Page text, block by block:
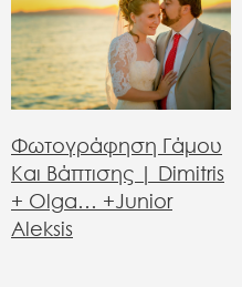
Φωτογράφηση Γάμου
Και Βάπτισης | Dimitris
+ Olga… +junior
Aleksis